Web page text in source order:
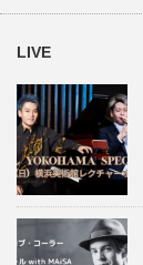
LIVE